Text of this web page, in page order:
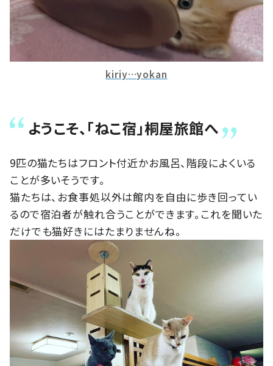
kiriy…yokan
ようこそ、「ねこ宿」桐屋旅館へ
9匹の猫たちはフロント付近かお風呂、階段によくいる
ことが多いそうです。
猫たちは、お食事処以外は館内を自由に歩き回ってい
るので宿泊者が触れ合うことができます。これを聞いた
だけでも猫好きにはたまりませんね。